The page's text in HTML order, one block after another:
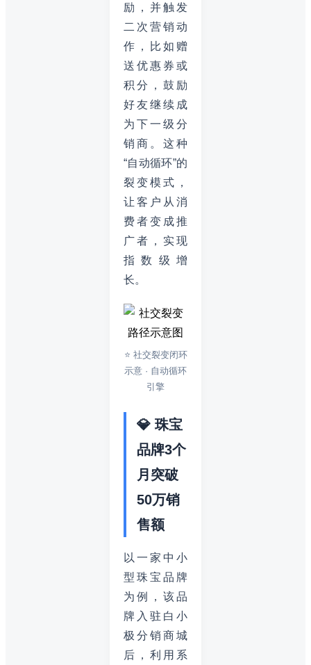
励，并触发
二次营销动
作，比如赠
送优惠券或
积分，鼓励
好友继续成
为下一级分
销商。这种
“自动循环”的
裂变模式，
让客户从消
费者变成推
广者，实现
指数级增
长。
⭐ 社交裂变闭环
示意 · 自动循环
引擎
💎 珠宝
品牌3个
月突破
50万销
售额
以一家中小
型珠宝品牌
为例，该品
牌入驻白小
极分销商城
后，利用系